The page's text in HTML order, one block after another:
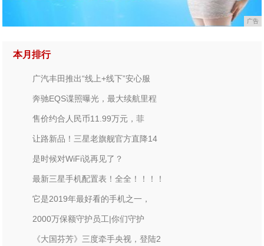
广告
本月排行
广汽丰田推出“线上+线下”安心服
奔驰EQS谍照曝光，最大续航里程
售价约合人民币11.99万元，菲
让路新品！三星老旗舰官方直降14
是时候对WiFi说再见了？
最新三星手机配置表！全全！！！！
它是2019年最好看的手机之一，
2000万保额守护员工|你们守护
《大国芬芳》三度牵手央视，登陆2